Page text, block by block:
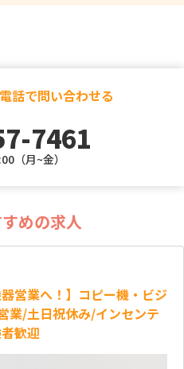
話で問い合わせる
7461
（月~金）
めの求人
営業へ！】コピー機・ビジ
業/土日祝休み/インセンテ
歓迎